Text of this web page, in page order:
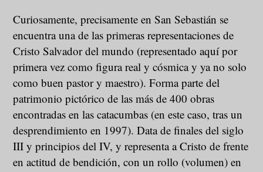
Curiosamente, precisamente en San Sebastián se
encuentra una de las primeras representaciones de
Cristo Salvador del mundo (representado aquí por
primera vez como figura real y cósmica y ya no solo
como buen pastor y maestro). Forma parte del
patrimonio pictórico de las más de 400 obras
encontradas en las catacumbas (en este caso, tras un
desprendimiento en 1997). Data de finales del siglo
III y principios del IV, y representa a Cristo de frente
en actitud de bendición, con un rollo (volumen) en